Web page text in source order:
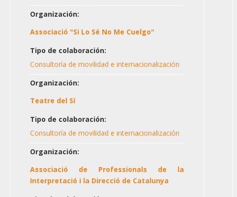
Organización:
Associació "Si Lo Sé No Me Cuelgo"
Tipo de colaboración:
Consultoría de movilidad e internacionalización
Organización:
Teatre del Sí
Tipo de colaboración:
Consultoría de movilidad e internacionalización
Organización:
Associació de Professionals de la
Interpretació i la Direcció de Catalunya